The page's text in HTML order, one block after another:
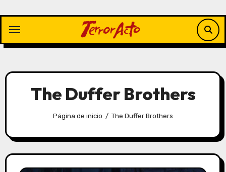
contenido
The Duffer Brothers
Página de inicio The Duffer Brothers